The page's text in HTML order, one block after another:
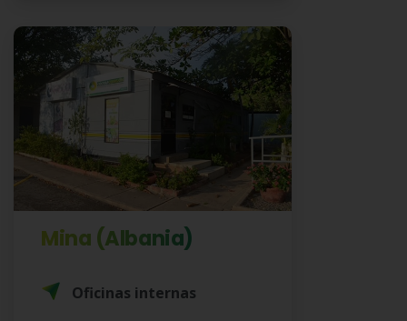
Mina (Albania)
Oficinas internas